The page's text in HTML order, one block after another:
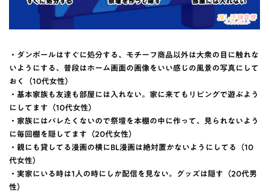
・ダンボールはすぐに処分する、モチーフ商品以外は大衆の目に触れな
いようにする、普段はホーム画面の画像をいい感じの風景の写真にして
おく（10代女性）
・基本家族も友達も部屋には入れない。家に来てもリビングで遊ぶよう
にしてます（10代女性）
・家族にはバレたくないので祭壇を本棚の中に作って、見られないよう
に毎回棚を隠してます（20代女性）
・親にも貸してる漫画の横にBL漫画は絶対置かないようにしてる（10
代女性）
・実家にいる時は1人の時にしか配信を見ない。グッズは隠す（20代男
性）